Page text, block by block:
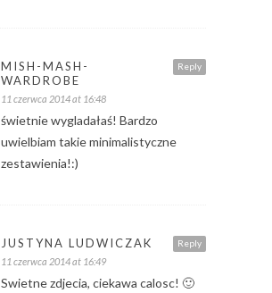
Reply
MISH-MASH-
WARDROBE
11 czerwca 2014 at 16:48
świetnie wygladałaś! Bardzo
uwielbiam takie minimalistyczne
zestawienia!:)
Reply
JUSTYNA LUDWICZAK
11 czerwca 2014 at 16:49
Swietne zdjecia, ciekawa calosc! 🙂